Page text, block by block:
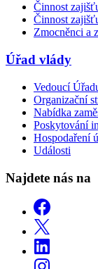
Činnost
Činnost
Zmocněnci a
Úřad vlády
Vedoucí
Organizační
Nabídka
Poskytování
Hospodaření
Události
Najdete nás na